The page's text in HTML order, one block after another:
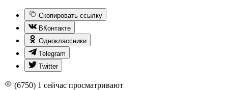
Скопировать ссылку
ВКонтакте
Одноклассники
Telegram
Twitter
(6750) 1 сейчас просматривают